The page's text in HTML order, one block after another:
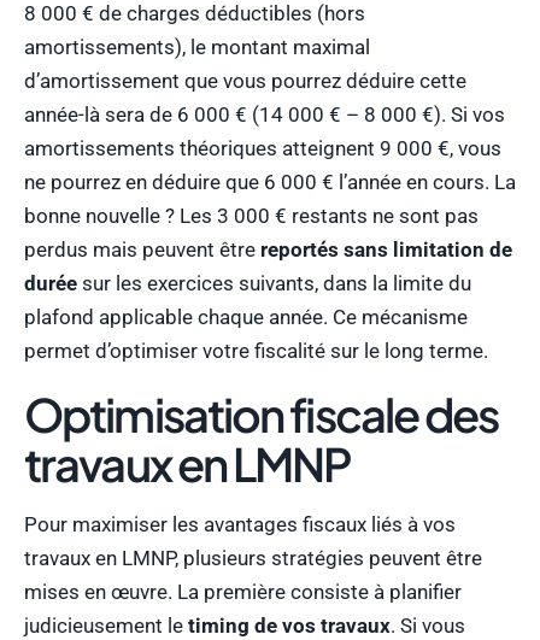
8 000 € de charges déductibles (hors
amortissements), le montant maximal
d’amortissement que vous pourrez déduire cette
année-là sera de 6 000 € (14 000 € – 8 000 €). Si vos
amortissements théoriques atteignent 9 000 €, vous
ne pourrez en déduire que 6 000 € l’année en cours. La
bonne nouvelle ? Les 3 000 € restants ne sont pas
perdus mais peuvent être reportés sans limitation de
durée sur les exercices suivants, dans la limite du
plafond applicable chaque année. Ce mécanisme
permet d’optimiser votre fiscalité sur le long terme.
Optimisation fiscale des
travaux en LMNP
Pour maximiser les avantages fiscaux liés à vos
travaux en LMNP, plusieurs stratégies peuvent être
mises en œuvre. La première consiste à planifier
judicieusement le timing de vos travaux. Si vous